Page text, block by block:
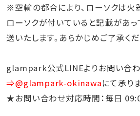
※空輸の都合により、ローソクは火
ローソクが付いていると記載があっ
送いたします。あらかじめご了承くだ
glampark公式LINEよりお問い合わ
⇒@glampark-okinawaにて承り
★お問い合わせ対応時間：毎日